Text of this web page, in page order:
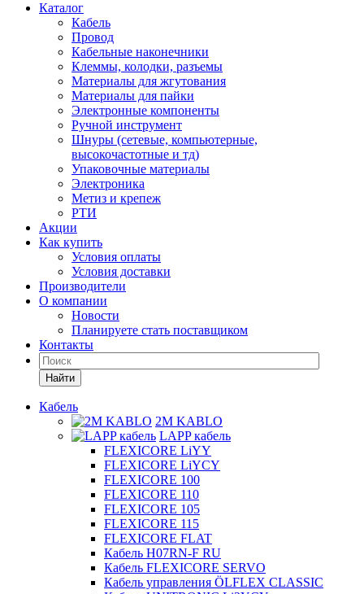
Каталог
Кабель
Провод
Кабельные наконечники
Клеммы, колодки, разъемы
Материалы для жгутования
Материалы для пайки
Электронные компоненты
Ручной инструмент
Шнуры (сетевые, компьютерные,
высокочастотные и тд)
Упаковочные материалы
Электроника
Метиз и крепеж
РТИ
Акции
Как купить
Условия оплаты
Условия доставки
Производители
О компании
Новости
Планируете стать поставщиком
Контакты
Найти
Кабель
2M KABLO
LAPP кабель
FLEXICORE LiYY
FLEXICORE LiYCY
FLEXICORE 100
FLEXICORE 110
FLEXICORE 105
FLEXICORE 115
FLEXICORE FLAT
Кабель H07RN-F RU
Кабель FLEXICORE SERVO
Кабель управления ÖLFLEX CLASSIC